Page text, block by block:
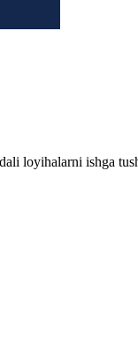
loyihalarni ishga